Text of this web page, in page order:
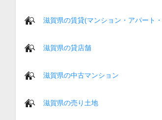
滋賀県の賃貸(マンション・アパート
滋賀県の貸店舗
滋賀県の中古マンション
滋賀県の売り土地